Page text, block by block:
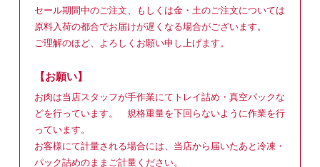
セール期間中のご注文、もしくは金・土のご注文については
原料入荷の都合でお届けが遅くなる場合がございます。
ご理解のほど、よろしくお願い申し上げます。
【お願い】
お肉は当店スタッフが手作業にてトレイ詰め・真空パックな
どを行っています。 規格重量を下回らないように作業を行
っています。
お客様にて計量される場合には、当店から届いたあと冷凍・
パック詰めのままご計量ください。